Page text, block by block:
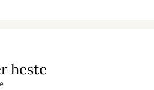
heste